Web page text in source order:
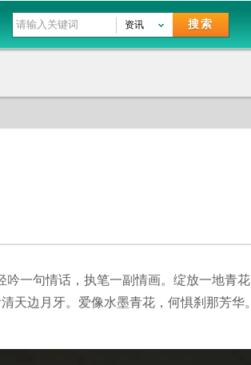
搜索
资讯
一句情话，执笔一副情画。绽放一地青
天边月牙。爱像水墨青花，何惧刹那芳华